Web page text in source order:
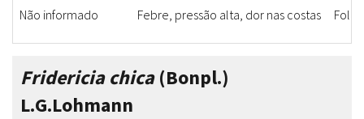
Não informado
Febre, pressão alta, dor nas costas Folha
Fridericia chica(Bonpl.)
L.G.Lohmann